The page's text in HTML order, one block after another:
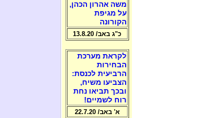
משה אהרון הכהן,
על מגיפת
הקורונה
כ"ג באב/ 13.8.20
לקראת מערכת
הבחירות
הרביעית לכנסת:
הצביעו משיח,
ובכך תביאו נחת
רוח לשמיים!
א' באב/ 22.7.20